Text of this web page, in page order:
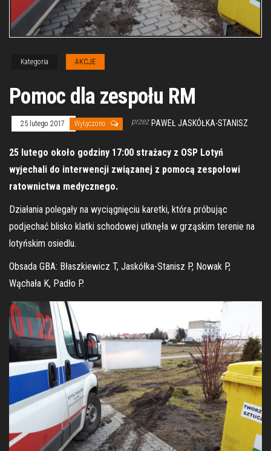
Kategoria AKCJE
Pomoc dla zespołu RM
25 lutego 2017 Wyłączono przez PAWEŁ JASKÓŁKA-STANISZ
25 lutego około godziny 17:00 strażacy z OSP Lotyń
wyjechali do interwencji związanej z pomocą zespołowi
ratownictwa medycznego.
Działania polegały na wyciągnięciu karetki, która próbując
podjechać blisko klatki schodowej utknęła w grząskim terenie na
lotyńskim osiedlu.
Obsada GBA: Błaszkiewicz T, Jaskółka-Stanisz P, Nowak P,
Wąchała K, Padło P.